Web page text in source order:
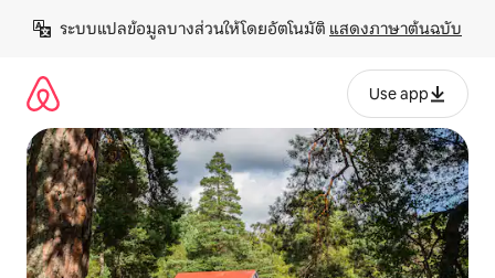
เนื้อหา
ระบบแปลข้อมูลบางส่วนให้โดยอัตโนมัติ แสดงภาษาต้นฉบับ
Use app